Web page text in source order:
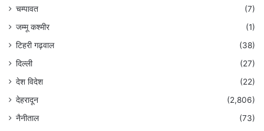
चम्पावत
(7)
जम्मू कश्मीर
(1)
टिहरी गढ़वाल
(38)
दिल्ली
(27)
देश विदेश
(22)
देहरादून
(2,806)
नैनीताल
(73)